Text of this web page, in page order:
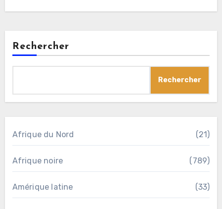
Rechercher
Rechercher
Afrique du Nord (21)
Afrique noire (789)
Amérique latine (33)